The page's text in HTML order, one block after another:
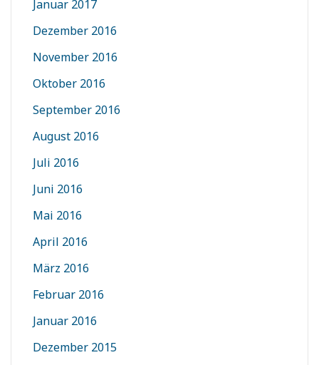
Januar 2017
Dezember 2016
November 2016
Oktober 2016
September 2016
August 2016
Juli 2016
Juni 2016
Mai 2016
April 2016
März 2016
Februar 2016
Januar 2016
Dezember 2015